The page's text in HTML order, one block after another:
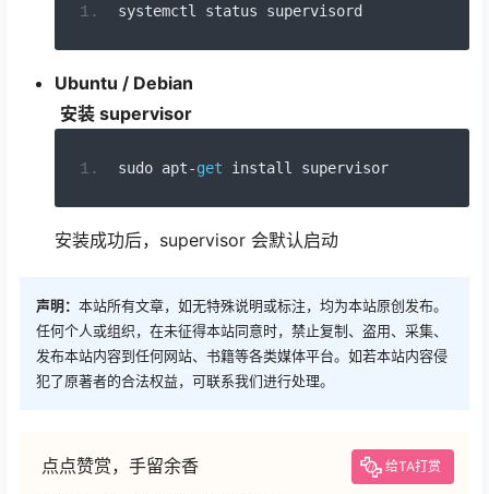
systemctl status supervisord
Ubuntu / Debian
安装 supervisor
sudo apt-get install supervisor
安装成功后，supervisor 会默认启动
声明： 本站所有文章，如无特殊说明或标注，均为本站原创发布。
任何个人或组织，在未征得本站同意时，禁止复制、盗用、采集、
发布本站内容到任何网站、书籍等各类媒体平台。如若本站内容侵
犯了原著者的合法权益，可联系我们进行处理。
点点赞赏，手留余香 给TA打赏